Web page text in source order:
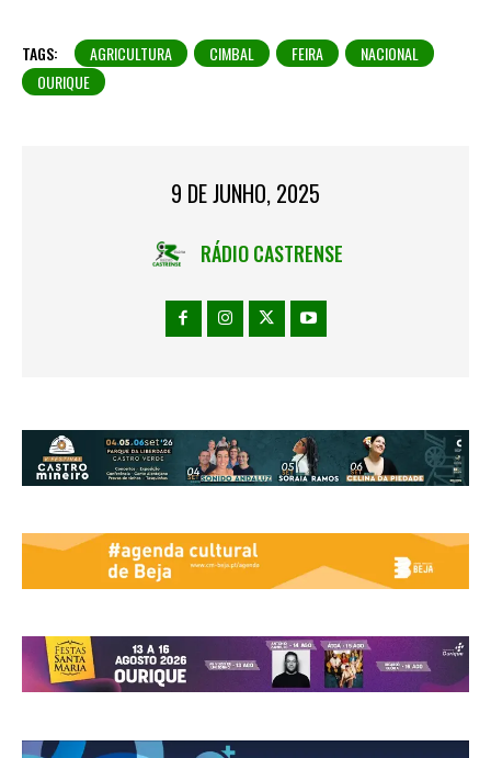
TAGS: AGRICULTURA CIMBAL FEIRA
NACIONAL
OURIQUE
9 DE JUNHO, 2025
RÁDIO CASTRENSE